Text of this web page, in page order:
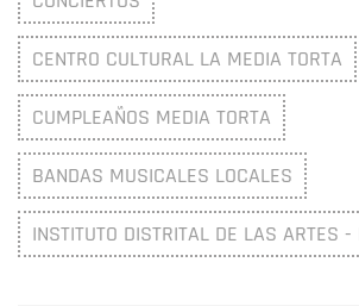
CENTRO CULTURAL LA MEDIA TORTA
CUMPLEAÑOS MEDIA TORTA
BANDAS MUSICALES LOCALES
INSTITUTO DISTRITAL DE LAS ARTES -